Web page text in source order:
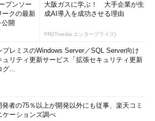
プンソー
ークの最新
開
大阪ガスに学ぶ！ 大手企業が生
成AI導入を成功させる理由
PR(ITmedia エンタープライズ)
プレミスのWindows Server／SQL Server向け
ュリティ更新サービス「拡張セキュリティ更新
グ...
発者の75％以上が開発以外にも従事、楽天コミ
ケーションズ調べ